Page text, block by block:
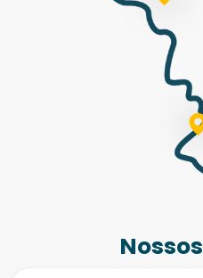
Nossos